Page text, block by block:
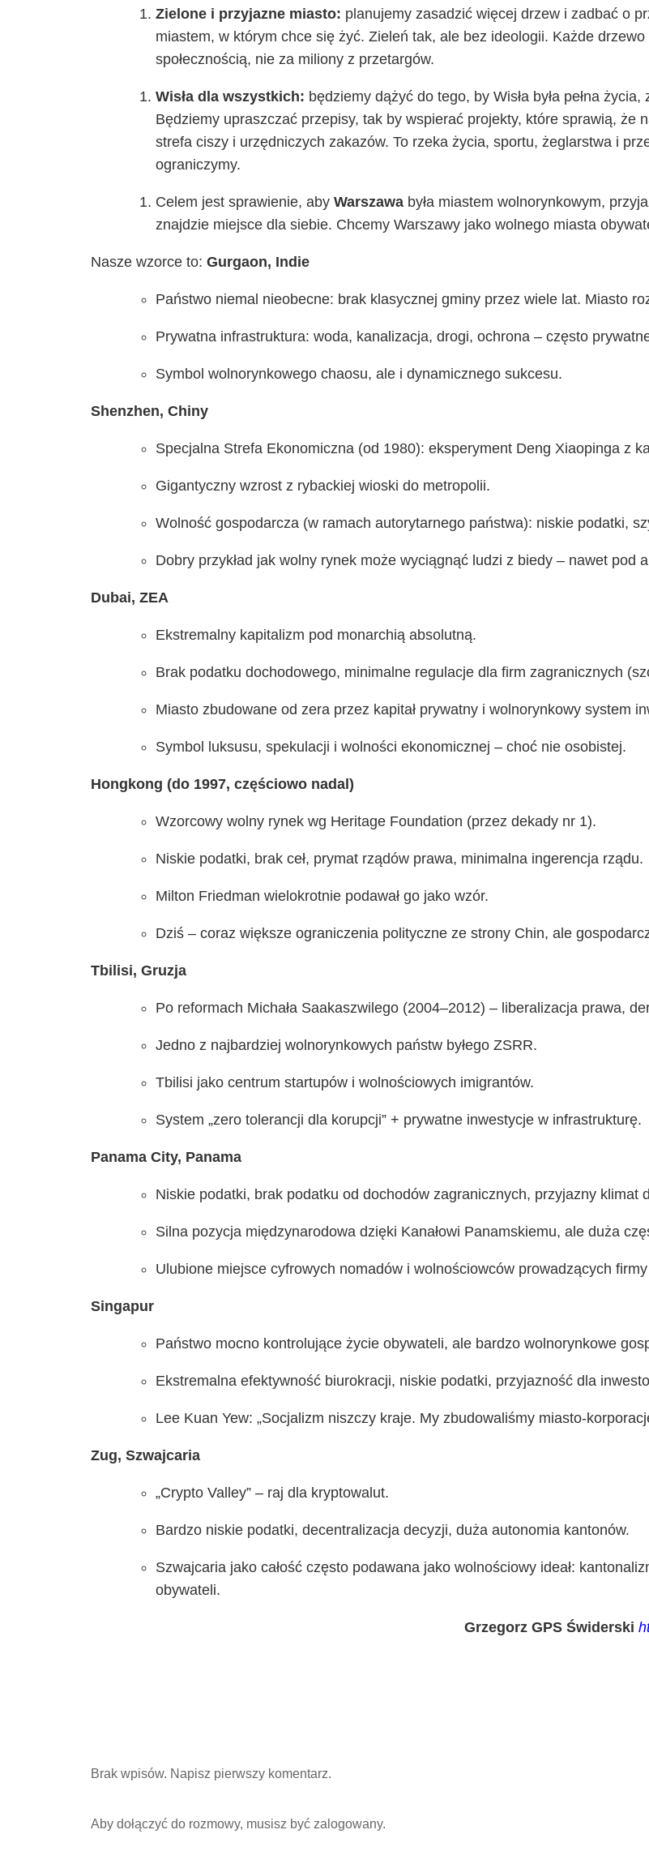
Zielone i przyjazne miasto: planujemy zasadzić więcej drzew i zadbać o
miastem, w którym chce się żyć. Zieleń tak, ale bez ideologii. Każde
społecznością, nie za miliony z przetargów.
Wisła dla wszystkich: będziemy dążyć do tego, by Wisła była pełna
Będziemy upraszczać przepisy, tak by wspierać projekty, które sprawią, że
strefa ciszy i urzędniczych zakazów. To rzeka życia, sportu, żeglarstwa i
ograniczymy.
Celem jest sprawienie, aby Warszawa była miastem wolnorynkowym,
znajdzie miejsce dla siebie. Chcemy Warszawy jako wolnego miasta
Nasze wzorce to: Gurgaon, Indie
Państwo niemal nieobecne: brak klasycznej gminy przez wiele lat. Miasto
Prywatna infrastruktura: woda, kanalizacja, drogi, ochrona – często
Symbol wolnorynkowego chaosu, ale i dynamicznego sukcesu.
Shenzhen, Chiny
Specjalna Strefa Ekonomiczna (od 1980): eksperyment Deng Xiaopinga z
Gigantyczny wzrost z rybackiej wioski do metropolii.
Wolność gospodarcza (w ramach autorytarnego państwa): niskie podatki,
Dobry przykład jak wolny rynek może wyciągnąć ludzi z biedy – nawet pod
Dubai, ZEA
Ekstremalny kapitalizm pod monarchią absolutną.
Brak podatku dochodowego, minimalne regulacje dla firm zagranicznych
Miasto zbudowane od zera przez kapitał prywatny i wolnorynkowy system
Symbol luksusu, spekulacji i wolności ekonomicznej – choć nie osobistej.
Hongkong (do 1997, częściowo nadal)
Wzorcowy wolny rynek wg Heritage Foundation (przez dekady nr 1).
Niskie podatki, brak ceł, prymat rządów prawa, minimalna ingerencja rządu.
Milton Friedman wielokrotnie podawał go jako wzór.
Dziś – coraz większe ograniczenia polityczne ze strony Chin, ale
Tbilisi, Gruzja
Po reformach Michała Saakaszwilego (2004–2012) – liberalizacja prawa,
Jedno z najbardziej wolnorynkowych państw byłego ZSRR.
Tbilisi jako centrum startupów i wolnościowych imigrantów.
System „zero tolerancji dla korupcji” + prywatne inwestycje w infrastrukturę.
Panama City, Panama
Niskie podatki, brak podatku od dochodów zagranicznych, przyjazny klimat
Silna pozycja międzynarodowa dzięki Kanałowi Panamskiemu, ale duża
Ulubione miejsce cyfrowych nomadów i wolnościowców prowadzących
Singapur
Państwo mocno kontrolujące życie obywateli, ale bardzo wolnorynkowe
Ekstremalna efektywność biurokracji, niskie podatki, przyjazność dla
Lee Kuan Yew: „Socjalizm niszczy kraje. My zbudowaliśmy miasto-
Zug, Szwajcaria
„Crypto Valley” – raj dla kryptowalut.
Bardzo niskie podatki, decentralizacja decyzji, duża autonomia kantonów.
Szwajcaria jako całość często podawana jako wolnościowy ideał:
obywateli.
Grzegorz GPS Świderski
Brak wpisów. Napisz pierwszy komentarz.
Aby dołączyć do rozmowy, musisz być zalogowany.